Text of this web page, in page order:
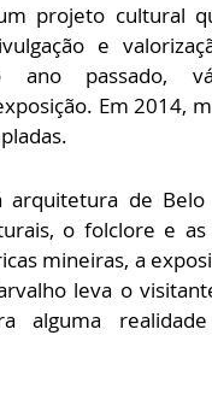
projeto cultural
e
ano passado,
Em 2014,
arquitetura de
o folclore e
mineiras, a
leva o
alguma